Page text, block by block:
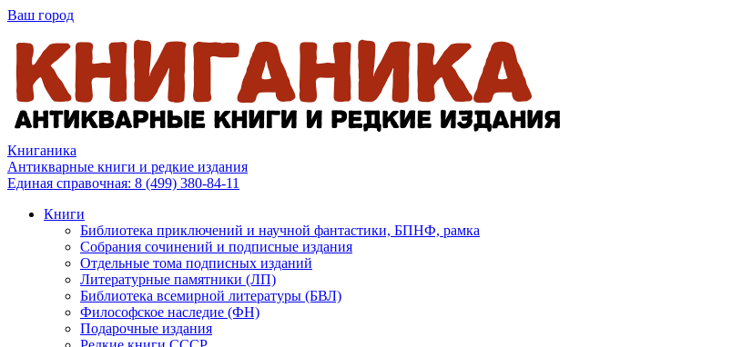
Ваш город
Книганика
Антикварные книги и редкие издания
Единая справочная: 8 (499) 380-84-11
Книги
Библиотека приключений и научной фантастики, БПНФ, рамка
Собрания сочинений и подписные издания
Отдельные тома подписных изданий
Литературные памятники (ЛП)
Библиотека всемирной литературы (БВЛ)
Философское наследие (ФН)
Подарочные издания